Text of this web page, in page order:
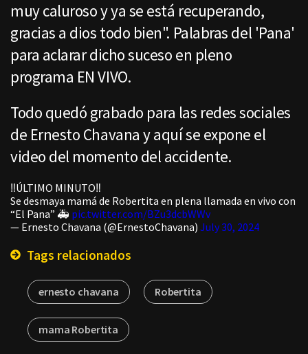
muy caluroso y ya se está recuperando,
gracias a dios todo bien". Palabras del 'Pana'
para aclarar dicho suceso en pleno
programa EN VIVO.
Todo quedó grabado para las redes sociales
de Ernesto Chavana y aquí se expone el
video del momento del accidente.
‼️ÚLTIMO MINUTO‼️
Se desmaya mamá de Robertita en plena llamada en vivo con
“El Pana” 🚑 pic.twitter.com/BZu3dcbWWv
— Ernesto Chavana (@ErnestoChavana) July 30, 2024
Tags relacionados
ernesto chavana Robertita
mama Robertita